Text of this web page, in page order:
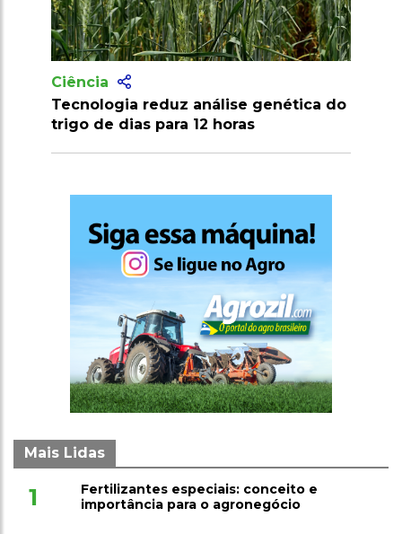
genética do
horas
Pesquisa desenvolve palma
resistente a pragas e amplia
Mais Lidas
1
Fertilizantes especiais: conceito e
importância para o agronegócio